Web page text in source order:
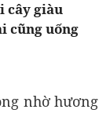
cây giàu
cũng uống
nhờ hương